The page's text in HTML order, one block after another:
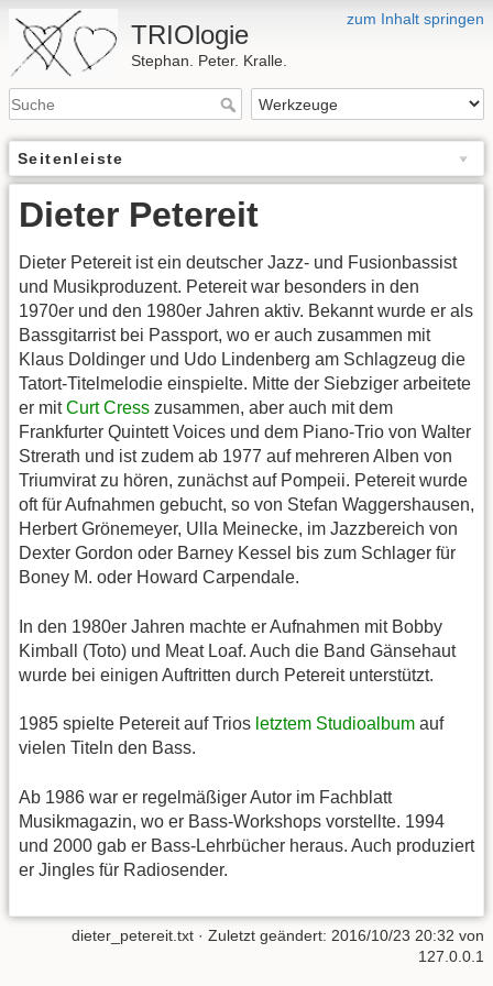
zum Inhalt springen
TRIOlogie
Stephan. Peter. Kralle.
Seitenleiste
Dieter Petereit
Dieter Petereit ist ein deutscher Jazz- und Fusionbassist
und Musikproduzent. Petereit war besonders in den
1970er und den 1980er Jahren aktiv. Bekannt wurde er als
Bassgitarrist bei Passport, wo er auch zusammen mit
Klaus Doldinger und Udo Lindenberg am Schlagzeug die
Tatort-Titelmelodie einspielte. Mitte der Siebziger arbeitete
er mitCurt Cress zusammen, aber auch mit dem
Frankfurter Quintett Voices und dem Piano-Trio von Walter
Strerath und ist zudem ab 1977 auf mehreren Alben von
Triumvirat zu hören, zunächst auf Pompeii. Petereit wurde
oft für Aufnahmen gebucht, so von Stefan Waggershausen,
Herbert Grönemeyer, Ulla Meinecke, im Jazzbereich von
Dexter Gordon oder Barney Kessel bis zum Schlager für
Boney M. oder Howard Carpendale.
In den 1980er Jahren machte er Aufnahmen mit Bobby
Kimball (Toto) und Meat Loaf. Auch die Band Gänsehaut
wurde bei einigen Auftritten durch Petereit unterstützt.
1985 spielte Petereit auf Trios letztem Studioalbum auf
vielen Titeln den Bass.
Ab 1986 war er regelmäßiger Autor im Fachblatt
Musikmagazin, wo er Bass-Workshops vorstellte. 1994
und 2000 gab er Bass-Lehrbücher heraus. Auch produziert
er Jingles für Radiosender.
dieter_petereit.txt · Zuletzt geändert: 2016/10/23 20:32 von
127.0.0.1